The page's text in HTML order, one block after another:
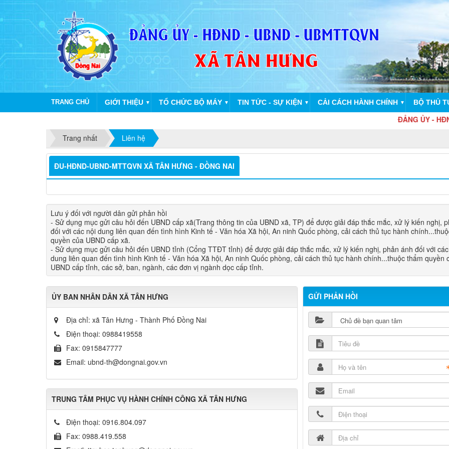
TRANG CHỦ GIỚI THIỆU ▼ TỔ CHỨC BỘ MÁY ▼ TIN TỨC - SỰ KIỆN ▼ CẢI CÁCH HÀNH CHÍNH ▼ BỘ THỦ
ĐẢNG ỦY - HĐND -
Trang nhất
Liên hệ
ĐU-HĐND-UBND-MTTQVN XÃ TÂN HƯNG - ĐỒNG NAI
Lưu ý đối với người dân gửi phản hồi
- Sử dụng mục gửi câu hỏi đến UBND cấp xã(Trang thông tin của UBND xã, TP) để được giải đáp thắc mắc, xử lý kiến nghị,
đối với các nội dung liên quan đến tình hìn​h Kinh tế - Văn hóa Xã hội, An ninh Quốc phòng, cải cách thủ tục hành
quyền của UBND cấp xã.
- Sử dụng mục gửi câu hỏi đến UBND tỉnh (Cổng TTĐT tỉnh) để được giải đáp thắc mắc, xử lý kiến nghị, phản ánh đối với
dung liên quan đến tình hình Kinh tế - Văn hóa Xã hội, An ninh Quốc phòng, cải cách thủ tục hành chính...thuộc thẩm quyền
UBND cấp tỉnh, các sở, ban, ngành, các đơn vị ngành dọc cấp tỉnh.​
ỦY BAN NHÂN DÂN XÃ TÂN HƯNG
Địa chỉ: xã Tân Hưng - Thành Phố Đồng Nai
Điện thoại: 0988419558
Fax: 0915847777
Email: ubnd-th@dongnai.gov.vn
TRUNG TÂM PHỤC VỤ HÀNH CHÍNH CÔNG XÃ TÂN HƯNG
Điện thoại: 0916.804.097
Fax: 0988.419.558
GỬI PHẢN HỒI